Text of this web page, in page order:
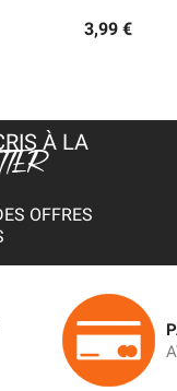
3,99 €
À LA
OFFRES